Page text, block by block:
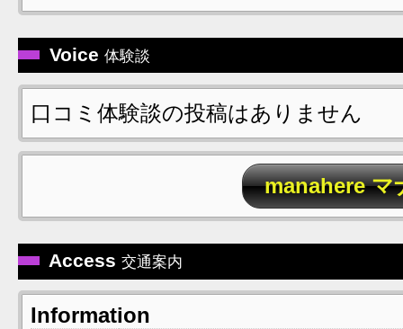
Voice 体験談
口コミ体験談の投稿はありません
manahere マ
Access 交通案内
Information